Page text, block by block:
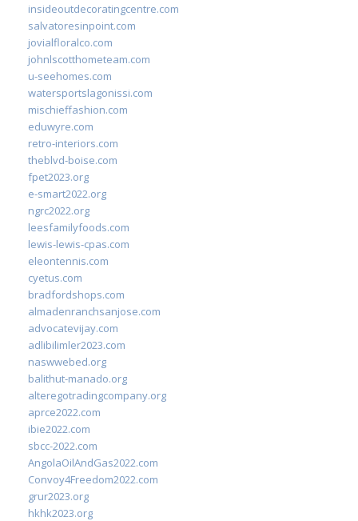
insideoutdecoratingcentre.com
salvatoresinpoint.com
jovialfloralco.com
johnlscotthometeam.com
u-seehomes.com
watersportslagonissi.com
mischieffashion.com
eduwyre.com
retro-interiors.com
theblvd-boise.com
fpet2023.org
e-smart2022.org
ngrc2022.org
leesfamilyfoods.com
lewis-lewis-cpas.com
eleontennis.com
cyetus.com
bradfordshops.com
almadenranchsanjose.com
advocatevijay.com
adlibilimler2023.com
naswwebed.org
balithut-manado.org
alteregotradingcompany.org
aprce2022.com
ibie2022.com
sbcc-2022.com
AngolaOilAndGas2022.com
Convoy4Freedom2022.com
grur2023.org
hkhk2023.org